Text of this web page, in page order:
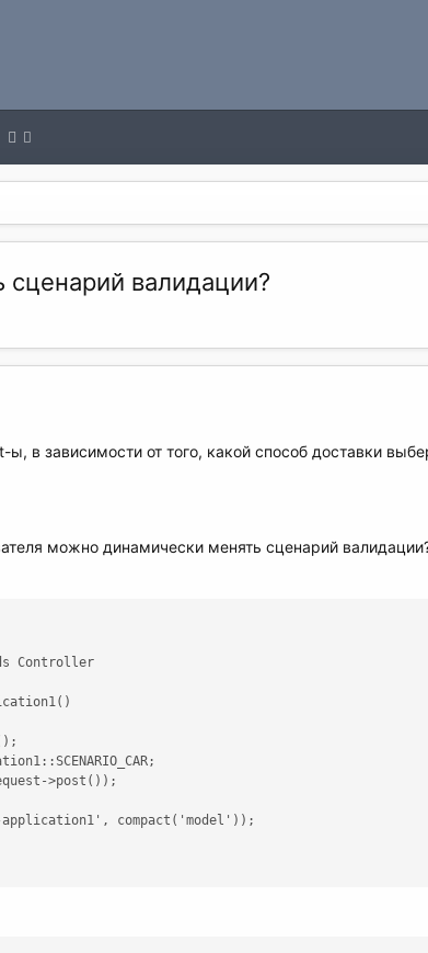
валидации?
в зависимости от того, какой способ доставки
можно динамически менять сценарий
Controller
>post());
compact('model'));